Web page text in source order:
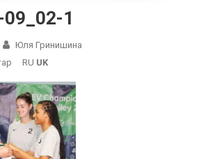
1
Юля Гринишина
On
09_02-
1
RU UK